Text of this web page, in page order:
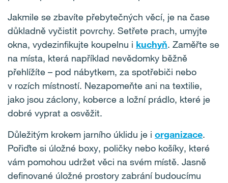
Jakmile se zbavíte přebytečných věcí, je na čase
důkladně vyčistit povrchy. Setřete prach, umyjte
okna, vydezinfikujte koupelnu i kuchyň. Zaměřte se
na místa, která například nevědomky běžně
přehlížíte – pod nábytkem, za spotřebiči nebo
v rozích místností. Nezapomeňte ani na textilie,
jako jsou záclony, koberce a ložní prádlo, které je
dobré vyprat a osvěžit.
Důležitým krokem jarního úklidu je i organizace.
Pořiďte si úložné boxy, poličky nebo košíky, které
vám pomohou udržet věci na svém místě. Jasně
definované úložné prostory zabrání budoucímu